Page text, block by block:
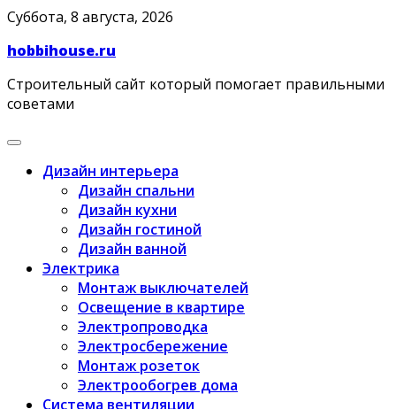
Skip
content
Суббота, 8 августа, 2026
hobbihouse.ru
Строительный сайт который помогает правильными
советами
Дизайн интерьера
Дизайн спальни
Дизайн кухни
Дизайн гостиной
Дизайн ванной
Электрика
Монтаж выключателей
Освещение в квартире
Электропроводка
Электросбережение
Монтаж розеток
Электрообогрев дома
Система вентиляции